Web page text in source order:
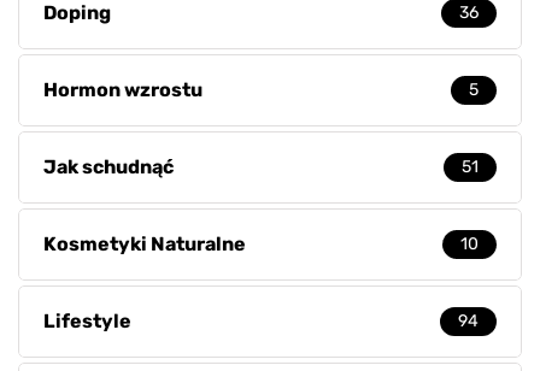
Doping 36
Hormon wzrostu 5
Jak schudnąć 51
Kosmetyki Naturalne 10
Lifestyle 94